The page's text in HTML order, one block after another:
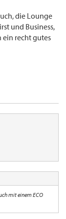
die Lounge
und Business,
ein recht gutes
mit einem ECO